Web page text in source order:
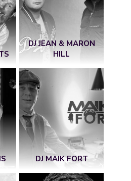
DJ JEAN & MARON
HILL
DJ MAIK FORT